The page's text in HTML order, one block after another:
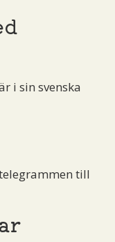
i sin svenska
till